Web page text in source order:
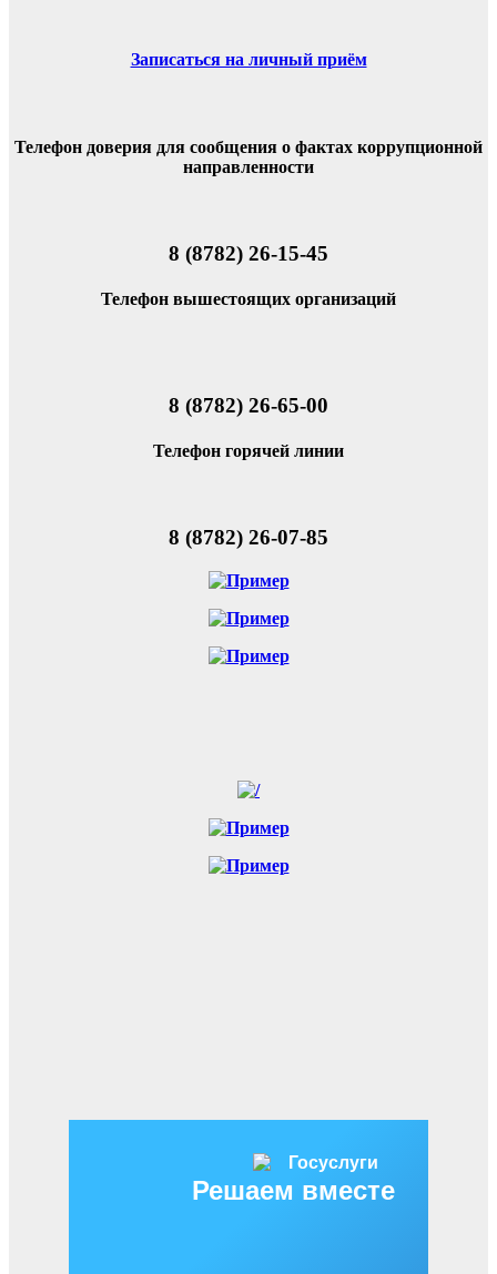
Записаться на личный приём
Телефон доверия для сообщения о фактах коррупционной
направленности
8 (8782) 26-15-45
Телефон вышестоящих организаций
8 (8782) 26-65-00
Телефон горячей линии
8 (8782) 26-07-85
Решаем вместе